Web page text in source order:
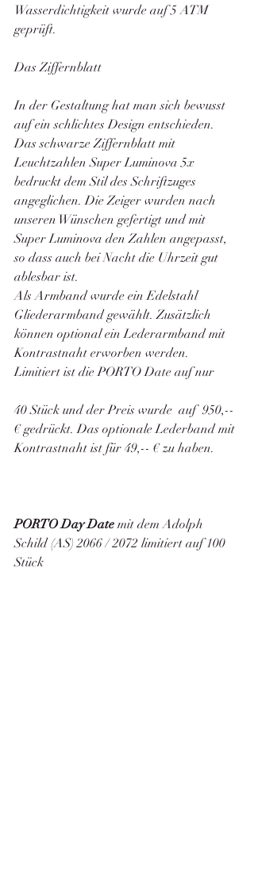
Wasserdichtigkeit wurde auf 5 ATM
geprüft.
Das Ziffernblatt
In der Gestaltung hat man sich bewusst
auf ein schlichtes Design entschieden.
Das schwarze Ziffernblatt mit
Leuchtzahlen Super Luminova 5x
bedruckt dem Stil des Schriftzuges
angeglichen. Die Zeiger wurden nach
unseren Wünschen gefertigt und mit
Super Luminova den Zahlen angepasst,
so dass auch bei Nacht die Uhrzeit gut
ablesbar ist.
Als Armband wurde ein Edelstahl
Gliederarmband gewählt. Zusätzlich
können optional ein Lederarmband mit
Kontrastnaht erworben werden.
Limitiert ist die PORTO Date auf nur
40 Stück und der Preis wurde  auf  950,--
€ gedrückt. Das optionale Lederband mit
Kontrastnaht ist für 49,-- € zu haben.
PORTO Day Date mit dem Adolph
Schild (AS) 2066 / 2072 limitiert auf 100
Stück